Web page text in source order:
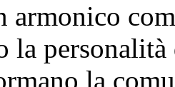
armonico
la
la